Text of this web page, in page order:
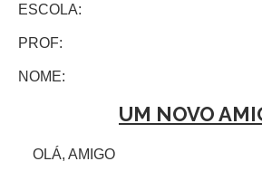
ESCOLA:
PROF:
NOME:
UM NOVO
OLÁ, AMIGO